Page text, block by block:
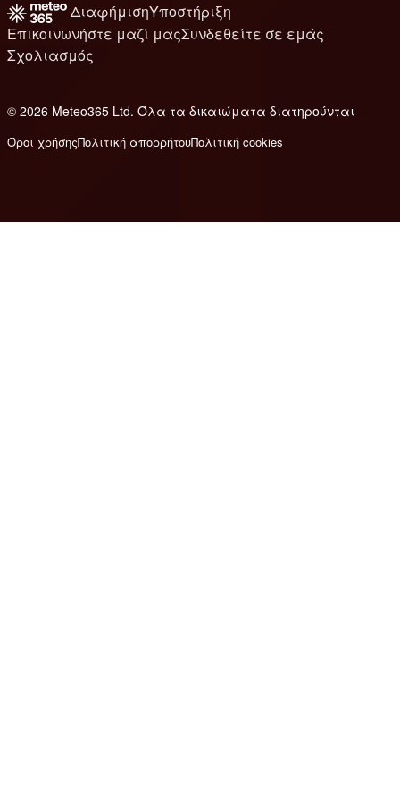
ΔιαφήμισηΥποστήριξη
Επικοινωνήστε μαζί μαςΣυνδεθείτε σε εμάς
Σχολιασμός
© 2026 Meteo365 Ltd. Όλα τα δικαιώματα διατηρούνται
Όροι χρήσηςΠολιτική απορρήτουΠολιτική cookies